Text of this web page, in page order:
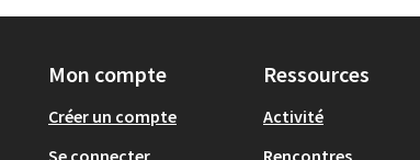
Mon compte
Créer un compte
Se connecter
Ressources
Activité
Rencontres